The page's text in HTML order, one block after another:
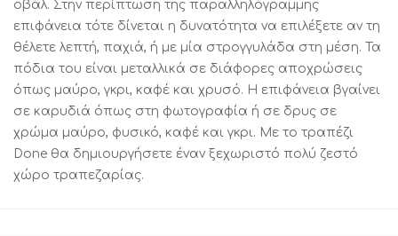
οβάλ. Στην περίπτωση της παραλληλόγραμμης
επιφάνεια τότε δίνεται η δυνατότητα να επιλέξετε αν τη
θέλετε λεπτή, παχιά, ή με μία στρογγυλάδα στη μέση. Τα
πόδια του είναι μεταλλικά σε διάφορες αποχρώσεις
όπως μαύρο, γκρι, καφέ και χρυσό. Η επιφάνεια βγαίνει
σε καρυδιά όπως στη φωτογραφία ή σε δρυς σε
χρώμα μαύρο, φυσικό, καφέ και γκρι. Με το τραπέζι
Done θα δημιουργήσετε έναν ξεχωριστό πολύ ζεστό
χώρο τραπεζαρίας.